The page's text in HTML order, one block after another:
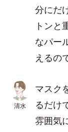
分にだ
トンと
なパー
えるの
清水
マスク
るだけ
雰囲気